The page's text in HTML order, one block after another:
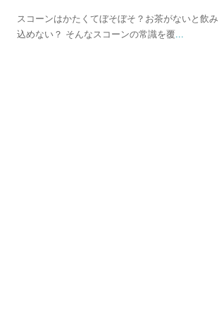
スコーンはかたくてぼそぼそ？お茶がないと飲み
込めない？ そんなスコーンの常識を覆...